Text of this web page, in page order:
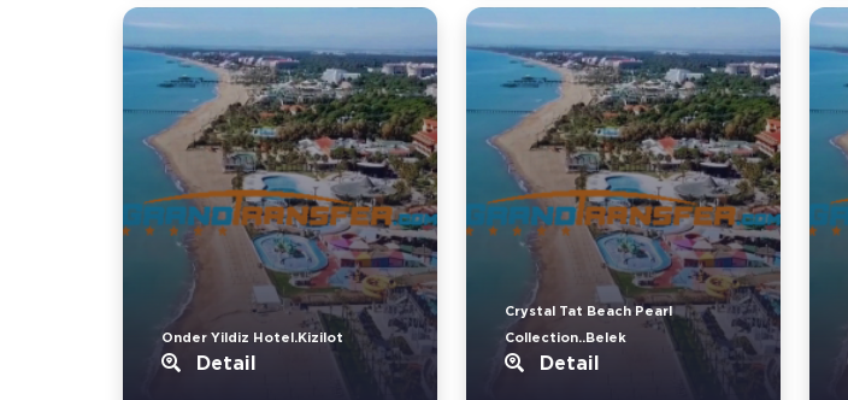
Onder Yildiz Hotel.Kizilot
Detail
Crystal Tat Beach Pearl
Collection..Belek
Detail